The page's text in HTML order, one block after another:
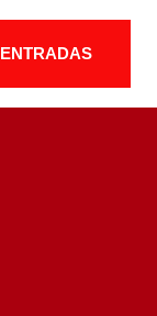
ENTRADAS